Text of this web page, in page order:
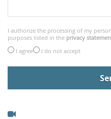
I authorize the processing of my
purposes listed in the privacy
I agree
I do not accept